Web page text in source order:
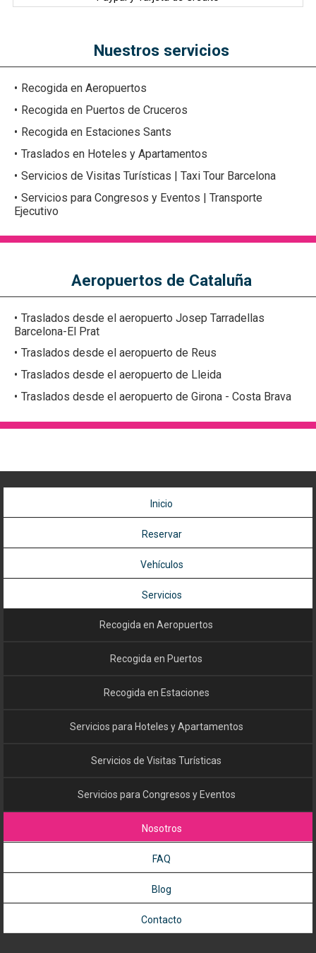
Nuestros servicios
Recogida en Aeropuertos
Recogida en Puertos de Cruceros
Recogida en Estaciones Sants
Traslados en Hoteles y Apartamentos
Servicios de Visitas Turísticas | Taxi Tour Barcelona
Servicios para Congresos y Eventos | Transporte
Ejecutivo
Aeropuertos de Cataluña
Traslados desde el aeropuerto Josep Tarradellas
Barcelona-El Prat
Traslados desde el aeropuerto de Reus
Traslados desde el aeropuerto de Lleida
Traslados desde el aeropuerto de Girona - Costa Brava
Inicio
Reservar
Vehículos
Servicios
Recogida en Aeropuertos
Recogida en Puertos
Recogida en Estaciones
Servicios para Hoteles y Apartamentos
Servicios de Visitas Turísticas
Servicios para Congresos y Eventos
Nosotros
FAQ
Blog
Contacto